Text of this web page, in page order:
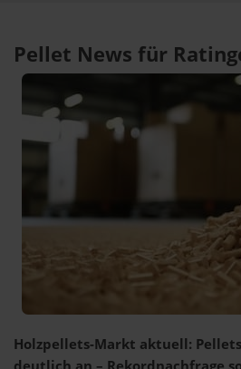
Pellet News für
Holzpellets-Markt aktuell: